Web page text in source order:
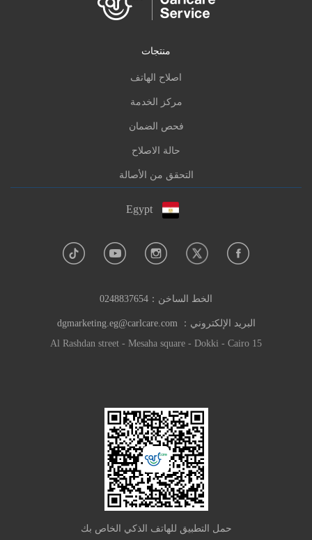
منتجات
اصلاح الهاتف
مركز الخدمة
فحص الضمان
حالة الاصلاح
التحقق من الأصالة
Egypt
الخط الساخن： 0248837654
البريد الإلكتروني： dgmarketing.eg@carlcare.com
15 Al Rashdan street - Mesaha square - Dokki - Cairo
حمل التطبيق للهاتف الذكي الخاص بك